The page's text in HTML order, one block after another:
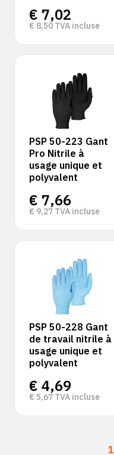
€ 7,02
€ 8,50 TVA incluse
PSP 50-223 Gant
Pro Nitrile à
usage unique et
polyvalent
€ 7,66
€ 9,27 TVA incluse
PSP 50-228 Gant
de travail nitrile à
usage unique et
polyvalent
€ 4,69
€ 5,67 TVA incluse
1